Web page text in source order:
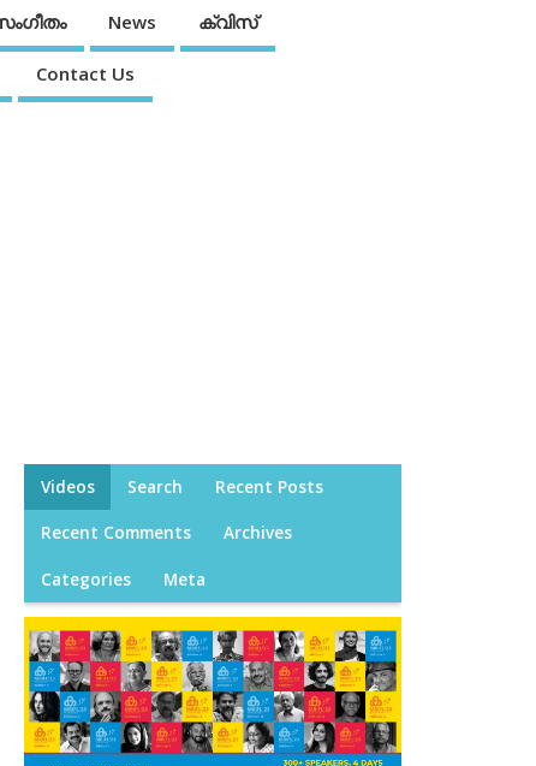
News ക്വിസ്
Contact Us
Videos Search Recent Posts
Recent Comments Archives
Categories Meta